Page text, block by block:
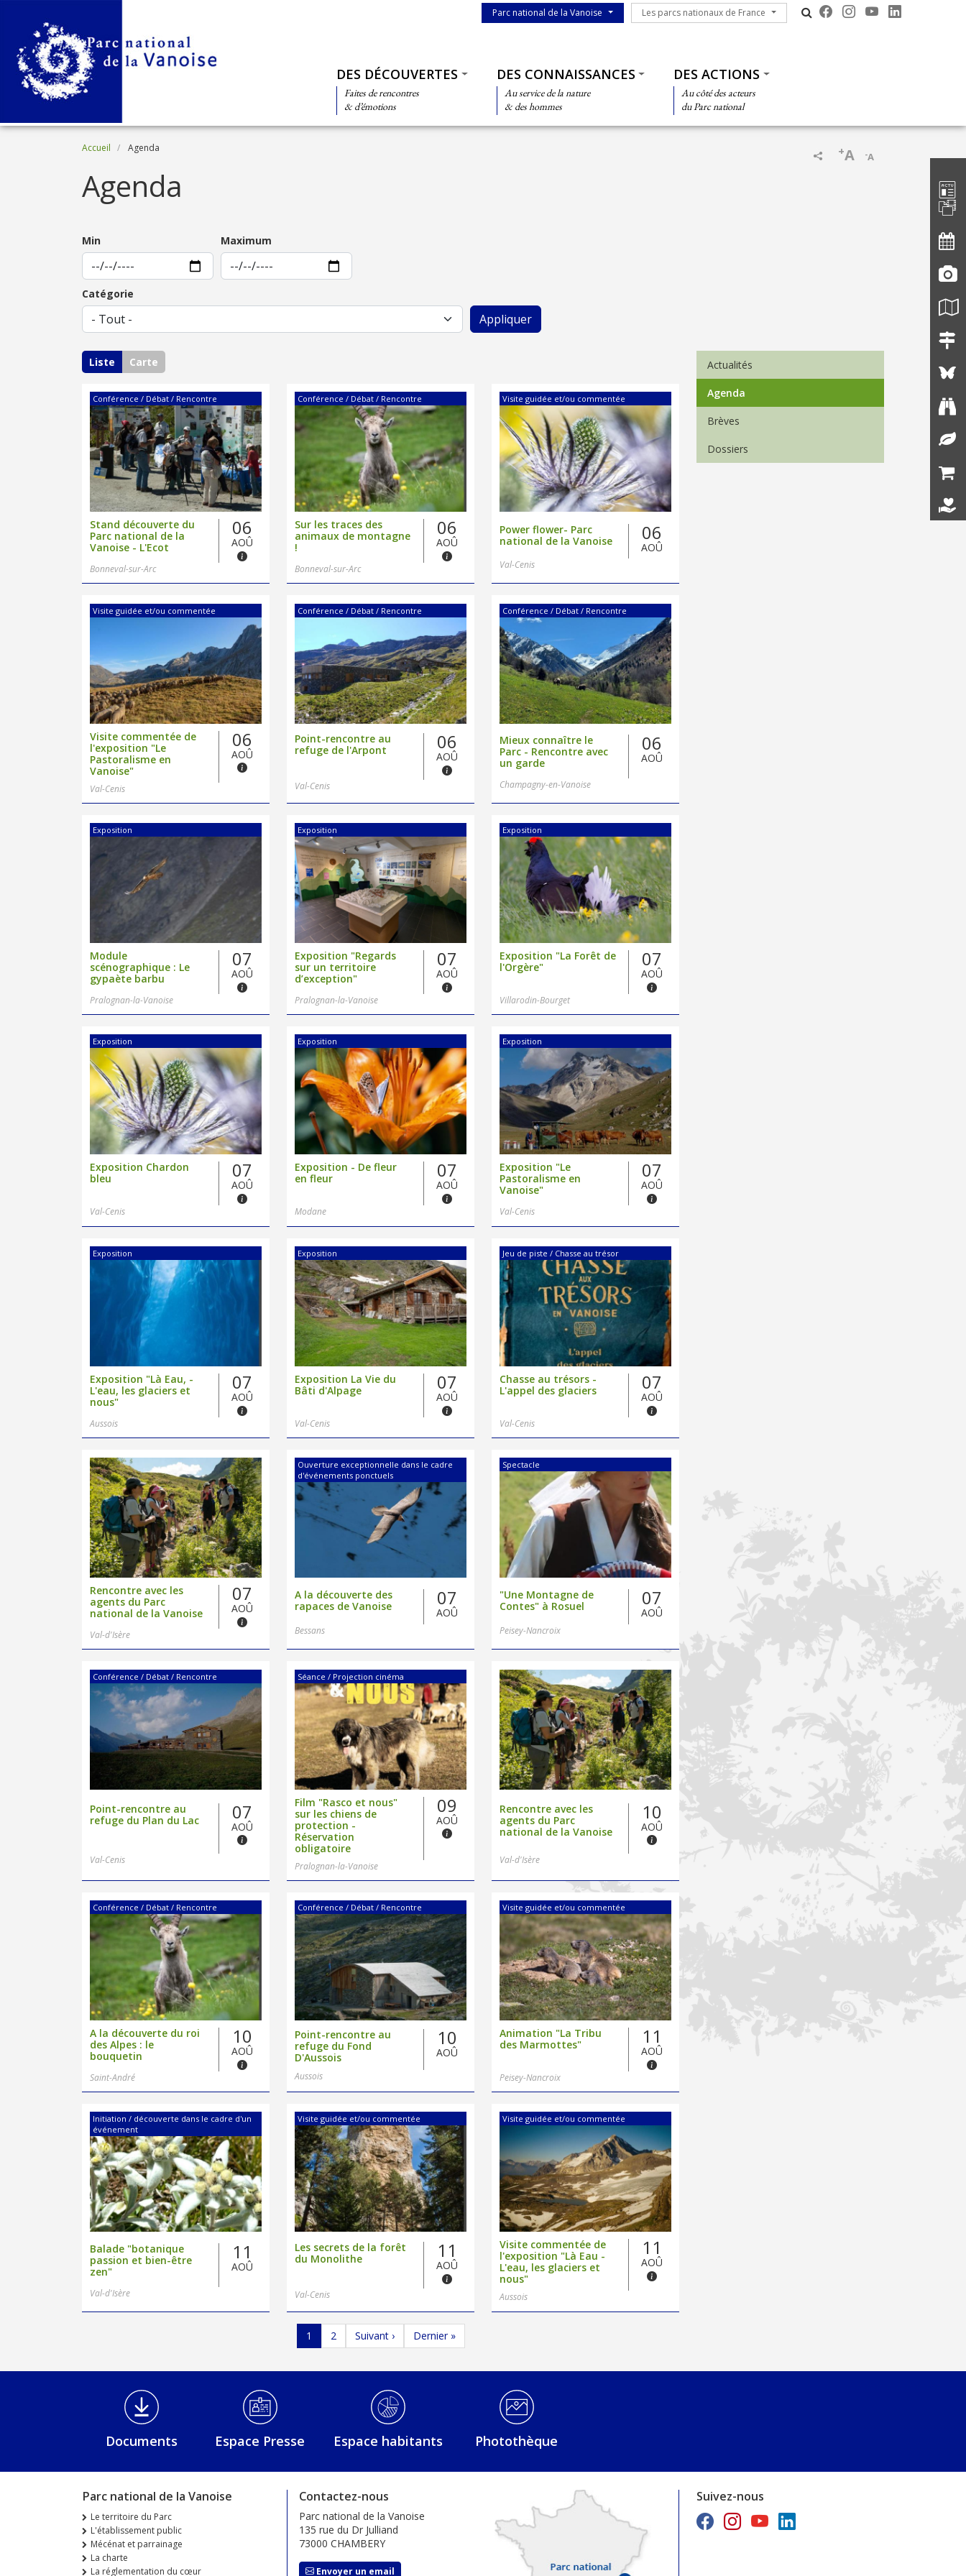
Menu du parc
Parc national de la Vanoise Les parcs nationaux de France
Les parcs nationaux de France
DES DÉCOUVERTES
Faites de rencontres
& d’émotions
DES CONNAISSANCES
Au service de la nature
& des hommes
DES ACTIONS
Au côté des acteurs
du Parc national
Fil d'Ariane
Accueil Agenda
-A
+A
Agenda
Min Maximum
Catégorie
Liste Carte
Conférence / Débat / Rencontre
Stand découverte du
Parc national de la
Vanoise - L'Ecot
06
AOÛ
Bonneval-sur-Arc
Conférence / Débat / Rencontre
Sur les traces des
animaux de montagne
!
06
AOÛ
Bonneval-sur-Arc
Visite guidée et/ou commentée
Power flower- Parc
national de la Vanoise
06
AOÛ
Val-Cenis
Visite guidée et/ou commentée
Visite commentée de
l'exposition "Le
Pastoralisme en
Vanoise"
06
AOÛ
Val-Cenis
Conférence / Débat / Rencontre
Point-rencontre au
refuge de l'Arpont
06
AOÛ
Val-Cenis
Conférence / Débat / Rencontre
Mieux connaître le
Parc - Rencontre avec
un garde
06
AOÛ
Champagny-en-Vanoise
Exposition
Module
scénographique : Le
gypaète barbu
07
AOÛ
Pralognan-la-Vanoise
Exposition
Exposition "Regards
sur un territoire
d’exception"
07
AOÛ
Pralognan-la-Vanoise
Exposition
Exposition "La Forêt de
l'Orgère"
07
AOÛ
Villarodin-Bourget
Exposition
Exposition Chardon
bleu
07
AOÛ
Val-Cenis
Exposition
Exposition - De fleur
en fleur
07
AOÛ
Modane
Exposition
Exposition "Le
Pastoralisme en
Vanoise"
07
AOÛ
Val-Cenis
Exposition
Exposition "Là Eau, -
L'eau, les glaciers et
nous"
07
AOÛ
Aussois
Exposition
Exposition La Vie du
Bâti d'Alpage
07
AOÛ
Val-Cenis
Jeu de piste / Chasse au trésor
Chasse au trésors -
L'appel des glaciers
07
AOÛ
Val-Cenis
Rencontre avec les
agents du Parc
national de la Vanoise
07
AOÛ
Val-d'Isère
Ouverture exceptionnelle dans le cadre
d'événements ponctuels
A la découverte des
rapaces de Vanoise
07
AOÛ
Bessans
Spectacle
"Une Montagne de
Contes" à Rosuel
07
AOÛ
Peisey-Nancroix
Conférence / Débat / Rencontre
Point-rencontre au
refuge du Plan du Lac
07
AOÛ
Val-Cenis
Séance / Projection cinéma
Film "Rasco et nous"
sur les chiens de
protection -
Réservation
obligatoire
09
AOÛ
Pralognan-la-Vanoise
Rencontre avec les
agents du Parc
national de la Vanoise
10
AOÛ
Val-d'Isère
Conférence / Débat / Rencontre
A la découverte du roi
des Alpes : le
bouquetin
10
AOÛ
Saint-André
Conférence / Débat / Rencontre
Point-rencontre au
refuge du Fond
D'Aussois
10
AOÛ
Aussois
Visite guidée et/ou commentée
Animation "La Tribu
des Marmottes"
11
AOÛ
Peisey-Nancroix
Initiation / découverte dans le cadre d'un
événement
Balade "botanique
passion et bien-être
zen"
11
AOÛ
Val-d'Isère
Visite guidée et/ou commentée
Les secrets de la forêt
du Monolithe
11
AOÛ
Val-Cenis
Visite guidée et/ou commentée
Visite commentée de
l'exposition "Là Eau -
L'eau, les glaciers et
nous"
11
AOÛ
Aussois
Page
1 Page
2 Page suivante
Suivant › Dernière page
Dernier »
Menu Actualités
Actualités
Agenda
Brèves
Dossiers
Médiathèque Footer
Documents Espace Presse Espace habitants Photothèque
Parc national de la Vanoise
Le territoire du Parc
L'établissement public
Mécénat et parrainage
La charte
La réglementation du cœur
Contactez-nous
Parc national de la Vanoise
135 rue du Dr Julliand
73000 CHAMBERY
Envoyer un email
Suivez-nous